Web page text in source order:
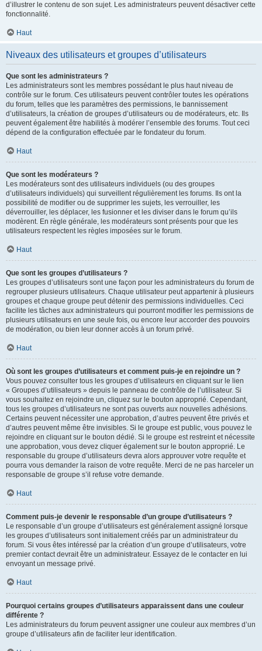
d’illustrer le contenu de son sujet. Les administrateurs peuvent désactiver cette
fonctionnalité.
Haut
Niveaux des utilisateurs et groupes d’utilisateurs
Que sont les administrateurs ?
Les administrateurs sont les membres possédant le plus haut niveau de
contrôle sur le forum. Ces utilisateurs peuvent contrôler toutes les opérations
du forum, telles que les paramètres des permissions, le bannissement
d’utilisateurs, la création de groupes d’utilisateurs ou de modérateurs, etc. Ils
peuvent également être habilités à modérer l’ensemble des forums. Tout ceci
dépend de la configuration effectuée par le fondateur du forum.
Haut
Que sont les modérateurs ?
Les modérateurs sont des utilisateurs individuels (ou des groupes
d’utilisateurs individuels) qui surveillent régulièrement les forums. Ils ont la
possibilité de modifier ou de supprimer les sujets, les verrouiller, les
déverrouiller, les déplacer, les fusionner et les diviser dans le forum qu’ils
modèrent. En règle générale, les modérateurs sont présents pour que les
utilisateurs respectent les règles imposées sur le forum.
Haut
Que sont les groupes d’utilisateurs ?
Les groupes d’utilisateurs sont une façon pour les administrateurs du forum de
regrouper plusieurs utilisateurs. Chaque utilisateur peut appartenir à plusieurs
groupes et chaque groupe peut détenir des permissions individuelles. Ceci
facilite les tâches aux administrateurs qui pourront modifier les permissions de
plusieurs utilisateurs en une seule fois, ou encore leur accorder des pouvoirs
de modération, ou bien leur donner accès à un forum privé.
Haut
Où sont les groupes d’utilisateurs et comment puis-je en rejoindre un ?
Vous pouvez consulter tous les groupes d’utilisateurs en cliquant sur le lien
« Groupes d’utilisateurs » depuis le panneau de contrôle de l’utilisateur. Si
vous souhaitez en rejoindre un, cliquez sur le bouton approprié. Cependant,
tous les groupes d’utilisateurs ne sont pas ouverts aux nouvelles adhésions.
Certains peuvent nécessiter une approbation, d’autres peuvent être privés et
d’autres peuvent même être invisibles. Si le groupe est public, vous pouvez le
rejoindre en cliquant sur le bouton dédié. Si le groupe est restreint et nécessite
une approbation, vous devez cliquer également sur le bouton approprié. Le
responsable du groupe d’utilisateurs devra alors approuver votre requête et
pourra vous demander la raison de votre requête. Merci de ne pas harceler un
responsable de groupe s’il refuse votre demande.
Haut
Comment puis-je devenir le responsable d’un groupe d’utilisateurs ?
Le responsable d’un groupe d’utilisateurs est généralement assigné lorsque
les groupes d’utilisateurs sont initialement créés par un administrateur du
forum. Si vous êtes intéressé par la création d’un groupe d’utilisateurs, votre
premier contact devrait être un administrateur. Essayez de le contacter en lui
envoyant un message privé.
Haut
Pourquoi certains groupes d’utilisateurs apparaissent dans une couleur
différente ?
Les administrateurs du forum peuvent assigner une couleur aux membres d’un
groupe d’utilisateurs afin de faciliter leur identification.